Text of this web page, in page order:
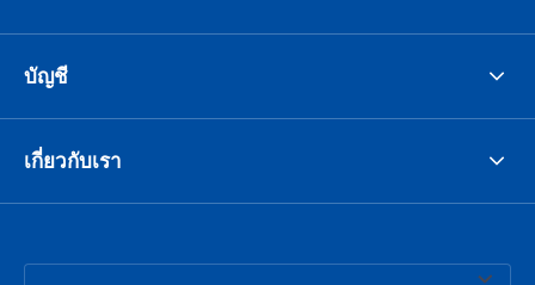
บัญชี
เกี่ยวกับเรา